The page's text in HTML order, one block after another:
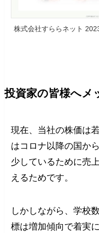
株式会社すららネット
投資家の皆様へメ
現在、当社の株価は
はコロナ以降の国か
少しているために売
えるためです。
しかしながら、学校
標は増加傾向で着実